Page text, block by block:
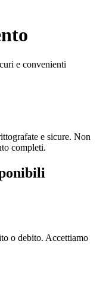
e convenienti
e sicure. Non
completi.
o debito. Accettiamo